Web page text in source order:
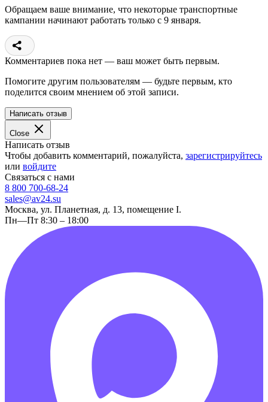
Обращаем ваше внимание, что некоторые транспортные
кампании начинают работать только с 9 января.
Комментариев пока нет — ваш может быть первым.
Помогите другим пользователям — будьте первым, кто
поделится своим мнением об этой записи.
Написать отзыв
Close
Написать отзыв
Чтобы добавить комментарий, пожалуйста, зарегистрируйтесь
или войдите
Связаться с нами
8 800 700-68-24
sales@av24.su
Москва, ул. Планетная, д. 13, помещение I.
Пн—Пт 8:30 – 18:00